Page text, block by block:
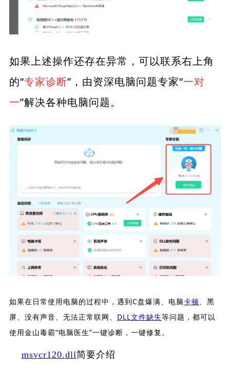
如果上述操作还存在异常，可以联系右上角
的“专家诊断”，由资深电脑问题专家“一对
一”解决各种电脑问题。
如果在日常使用电脑的过程中，遇到C盘爆满、电脑卡顿、黑
屏、没有声音、无法正常联网、 DLL文件缺失等问题，都可以
使用金山毒霸“电脑医生”一键诊断，一键修复。
msvcr120.dll简要介绍